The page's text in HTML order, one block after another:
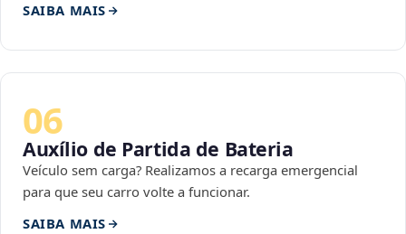
SAIBA MAIS
06
Auxílio de Partida de Bateria
Veículo sem carga? Realizamos a recarga emergencial
para que seu carro volte a funcionar.
SAIBA MAIS